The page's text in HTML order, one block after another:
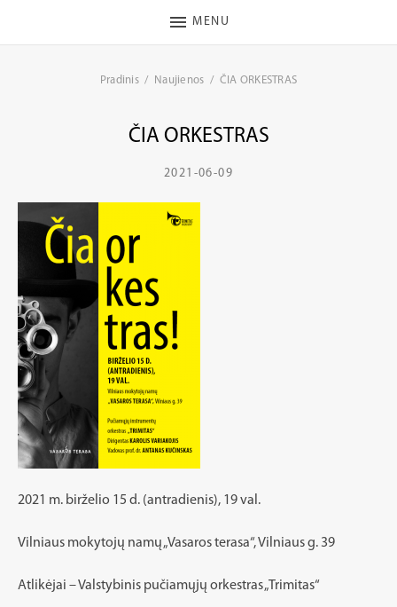
MENU
Pradinis Naujienos ČIA ORKESTRAS
ČIA ORKESTRAS
2021-06-09
2021 m. birželio 15 d. (antradienis), 19 val.
Vilniaus mokytojų namų „Vasaros terasa“, Vilniaus g. 39
Atlikėjai – Valstybinis pučiamųjų orkestras „Trimitas“